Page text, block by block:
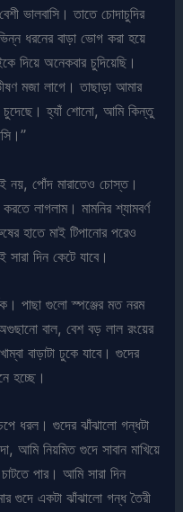
ভালবাসি। তাতে চোদাচুদির
ধরনের বাড়া ভোগ করা হয়ে
দিয়ে অনেকবার চুদিয়েছি।
মজা লাগে। তাছাড়া আমার
চুদেছে। হ্যাঁ শোনো, আমি কিন্তু
নয়, পোঁদ মারাতেও চোস্ত।
লাগলাম। মামনির শ্যামবর্ণ
হাতে মাই টিপানোর পরেও
দিন কেটে যাবে।
পাছা গুলো স্পঞ্জের মত নরম
বাল, বেশ বড় লাল রংয়ের
বাড়াটা ঢুকে যাবে। গুদের
হচ্ছে।
ধরল। গুদের ঝাঁঝালো গন্ধটা
আমি নিয়মিত গুদে সাবান মাখিয়ে
পার। আমি সারা দিন
গুদে একটা ঝাঁঝালো গন্ধ তৈরী